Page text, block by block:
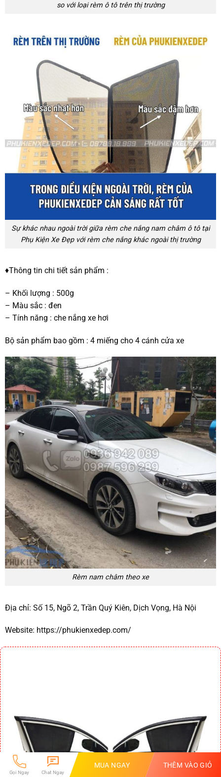
so với loại rèm ô tô trên thị trường
Sự khác nhau ngoài trời giữa rèm che nắng nam châm ô tô tại
Phụ Kiện Xe Đẹp với rèm che nắng khác ngoài thị trường
♦Thông tin chi tiết sản phẩm :
– Khối lượng : 500g
– Màu sắc : đen
– Tính năng : che nắng xe hơi
Bộ sản phẩm bao gồm : 4 miếng cho 4 cánh cửa xe
Rèm nam châm theo xe
Địa chỉ: Số 15, Ngõ 2, Trần Quý Kiên, Dịch Vọng, Hà Nội
Website: https://phukienxedep.com/
Gọi Ngay Chat Ngay
MUA NGAY THÊM VÀO GIỎ